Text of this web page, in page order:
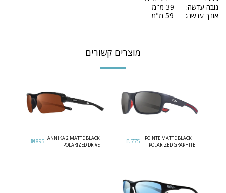
גובה עדשה: 39 מ"מ
אורך עדשה: 59 מ"מ
מוצרים קשורים
POINTE MATTE BLACK |
POLARIZED GRAPHITE
₪775
ANNIKA 2 MATTE BLACK
| POLARIZED DRIVE
₪895